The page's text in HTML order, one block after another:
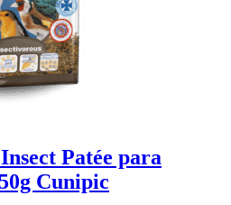
Patée para
Cunipic